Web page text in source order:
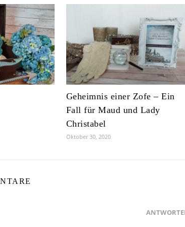
Geheimnis einer Zofe – Ein
Fall für Maud und Lady
Christabel
Oktober 30, 2020